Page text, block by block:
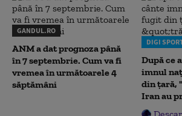
GANDUL.RO
ANM a dat prognoza până
în 7 septembrie. Cum va fi
vremea în următoarele 4
săptămâni
DIGI
După ce
imnul
din ţară,
Iran au